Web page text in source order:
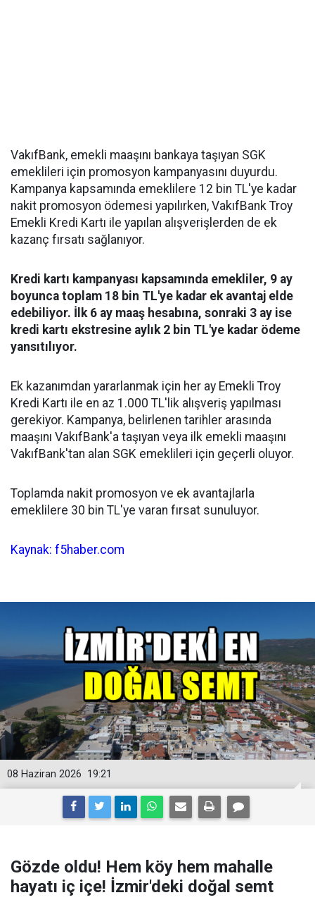
VakıfBank, emekli maaşını bankaya taşıyan SGK
emeklileri için promosyon kampanyasını duyurdu.
Kampanya kapsamında emeklilere 12 bin TL'ye kadar
nakit promosyon ödemesi yapılırken, VakıfBank Troy
Emekli Kredi Kartı ile yapılan alışverişlerden de ek
kazanç fırsatı sağlanıyor.
Kredi kartı kampanyası kapsamında emekliler, 9 ay
boyunca toplam 18 bin TL'ye kadar ek avantaj elde
edebiliyor. İlk 6 ay maaş hesabına, sonraki 3 ay ise
kredi kartı ekstresine aylık 2 bin TL'ye kadar ödeme
yansıtılıyor.
Ek kazanımdan yararlanmak için her ay Emekli Troy
Kredi Kartı ile en az 1.000 TL'lik alışveriş yapılması
gerekiyor. Kampanya, belirlenen tarihler arasında
maaşını VakıfBank'a taşıyan veya ilk emekli maaşını
VakıfBank'tan alan SGK emeklileri için geçerli oluyor.
Toplamda nakit promosyon ve ek avantajlarla
emeklilere 30 bin TL'ye varan fırsat sunuluyor.
Kaynak: f5haber.com
19:21
08 Haziran 2026
Gözde oldu! Hem köy hem mahalle
hayatı iç içe! İzmir'deki doğal semt